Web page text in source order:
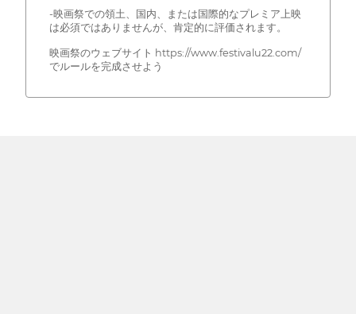
-映画祭での領土、国内、または国際的なプレミア上映
は必須ではありませんが、肯定的に評価されます。
映画祭のウェブサイト https://www.festivalu22.com/
でルールを完成させよう